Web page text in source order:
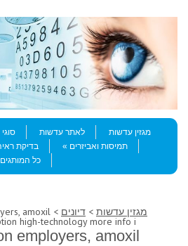
Menu
Skip to content
מגזין עדשות
לאתר עדשות
תמיסות ואביזרים
בדיקת
כל המותגים
מגזין עדשות > דיונים amoxil
high-technology more info i
employers, amoxil